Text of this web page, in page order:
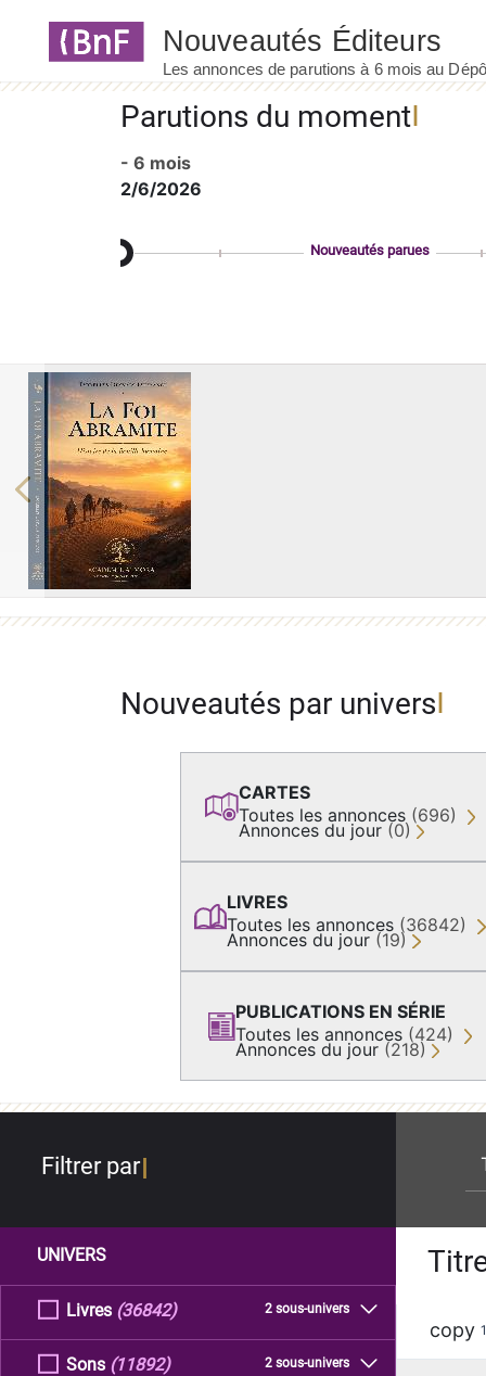
Parutions du moment
- 6 mois
2/6/2026
Nouveautés parues
Previous
Nouveautés par univers
CARTES
Toutes les annonces (696)
Annonces du jour (0)
LIVRES
Toutes les annonces (36842)
Annonces du jour (19)
PUBLICATIONS EN SÉRIE
Toutes les annonces (424)
Annonces du jour (218)
Filtrer par
UNIVERS
Livres 2 sous-univers
(36842)
Sons 2 sous-univers
(11892)
copy